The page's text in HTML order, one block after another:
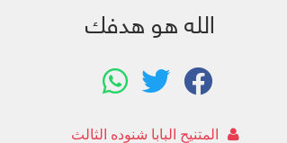
الله هو هدفك
المتنيح البابا شنوده الثالث